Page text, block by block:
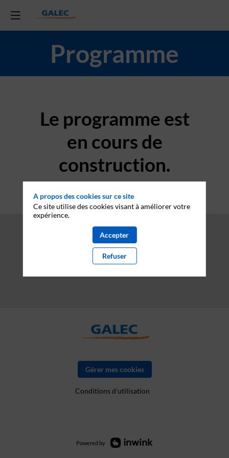
Programme
Le programme est
en cours de
construction.
Gérer mes cookies
Conditions d'utilisation
Powered by
A propos des cookies sur ce site
Ce site utilise des cookies visant à améliorer votre
expérience.
Accepter
Refuser